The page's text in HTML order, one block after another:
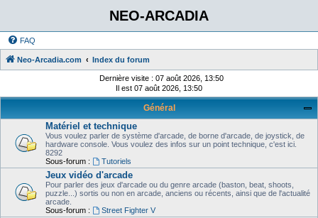
NEO-ARCADIA
FAQ
Neo-Arcadia.com Index du forum
Dernière visite : 07 août 2026, 13:50
Il est 07 août 2026, 13:50
Général
Matériel et technique
Vous voulez parler de système d'arcade, de borne d'arcade, de joystick, de
hardware console. Vous voulez des infos sur un point technique, c'est ici.
8292
Sous-forum :
Tutoriels
Jeux vidéo d'arcade
Pour parler des jeux d'arcade ou du genre arcade (baston, beat, shoots,
puzzle...) sortis ou non en arcade, anciens ou récents, ainsi que de l'actualité
arcade.
Sous-forum :
Street Fighter V